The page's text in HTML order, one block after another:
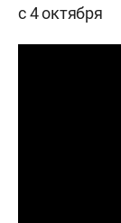
с 4 октября